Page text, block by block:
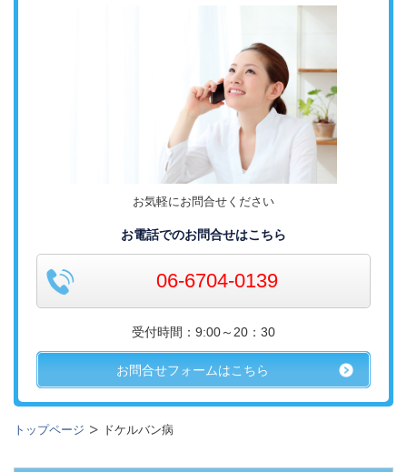
お気軽にお問合せください
お電話でのお問合せはこちら
06-6704-0139
受付時間：9:00～20：30
お問合せフォームはこちら
トップページ ドケルバン病